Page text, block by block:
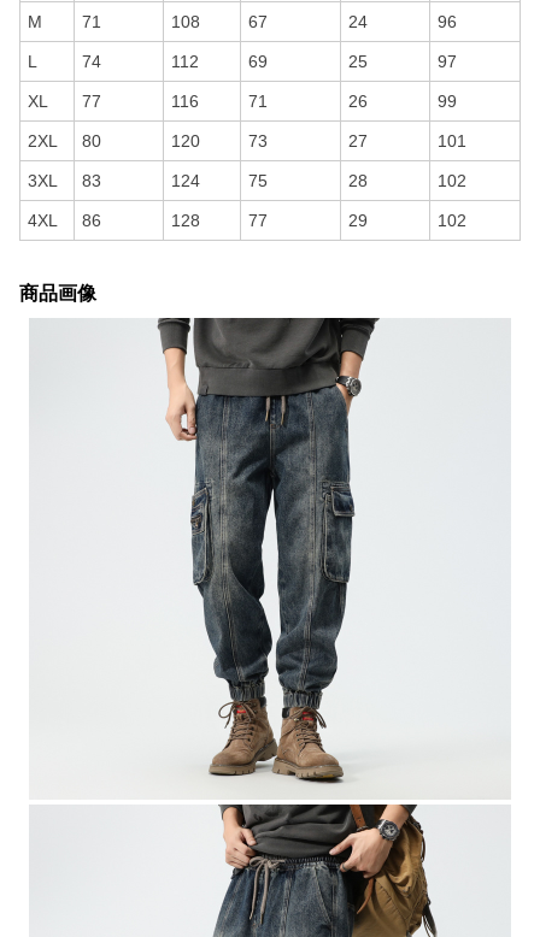
M 71 108 67 24 96
L 74 112 69 25 97
XL 77 116 71 26 99
2XL 80 120 73 27 101
3XL 83 124 75 28 102
4XL 86 128 77 29 102
商品画像